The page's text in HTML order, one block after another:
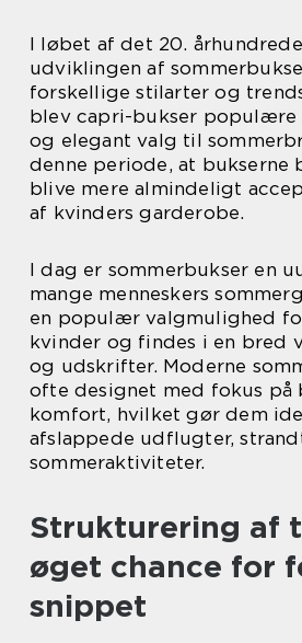
I løbet af det 20.
udviklingen af
forskellige stilarter og
blev capri-bukser populære
og elegant valg til
denne periode, at bukserne
blive mere almindeligt
af kvinders garderobe.
I dag er sommerbukser en
mange menneskers
en populær valgmulighed
kvinder og findes i en bred
og udskrifter. Moderne
ofte designet med fokus på
komfort, hvilket gør dem
afslappede udflugter,
sommeraktiviteter.
Strukturering af
øget chance for
snippet